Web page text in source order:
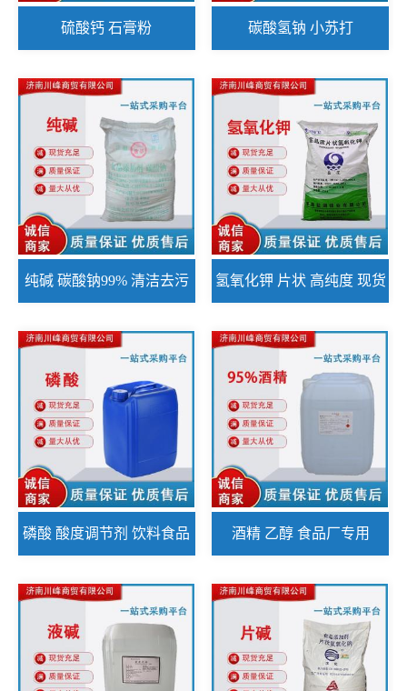
硫酸钙 石膏粉 碳酸氢钠 小苏打
纯碱 碳酸钠99% 清洁去污 氢氧化钾 片状 高纯度 现货
磷酸 酸度调节剂 饮料食品 酒精 乙醇 食品厂专用